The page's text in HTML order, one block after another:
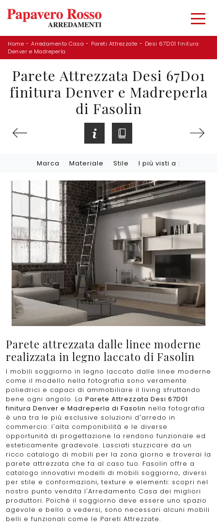
Home - Arredamento Casa - Pareti Attrezzate - Desi 67D01 finitura
Denver e Madreperla
Parete Attrezzata Desi 67D01
finitura Denver e Madreperla
di Fasolin
Marca Materiale Stile I più visti a :
Parete attrezzata dalle linee moderne
realizzata in legno laccato di Fasolin
I mobili soggiorno in legno laccato dalle linee moderne
come il modello nella fotografia sono veramente
poliedrici e capaci di ammobiliare il living sfruttando
bene ogni angolo. La Parete Attrezzata Desi 67D01
finitura Denver e Madreperla di Fasolin nella fotografia
è una tra le più esclusive soluzioni d’arredo in
commercio: l'alta componibilità e le diverse
opportunità di progettazione la rendono funzionale ed
esteticamente gradevole. Lasciati stuzzicare da un
ricco catalogo di mobili per la zona giorno e troverai la
parete attrezzata che fa al caso tuo. Fasolin offre a
catalogo innovativi modelli di mobili soggiorno, diversi
per stile e conformazioni, texture e elementi: scopri nel
nostro punto vendita l'Arredamento Casa dei migliori
produttori. Poiché il soggiorno deve essere uno spazio
agevole e bello a vedersi, sono necessari alcuni mobili
belli e funzionali come le Pareti Attrezzate.